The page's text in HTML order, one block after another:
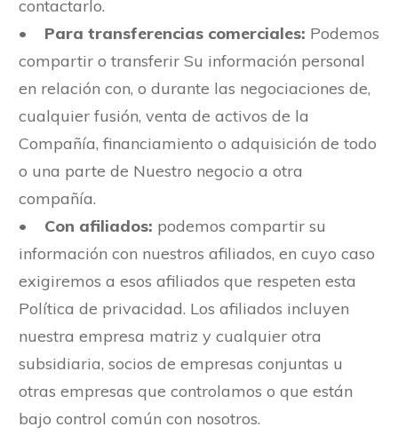
contactarlo.
• Para transferencias comerciales: Podemos
compartir o transferir Su información personal
en relación con, o durante las negociaciones de,
cualquier fusión, venta de activos de la
Compañía, financiamiento o adquisición de todo
o una parte de Nuestro negocio a otra
compañía.
• Con afiliados: podemos compartir su
información con nuestros afiliados, en cuyo caso
exigiremos a esos afiliados que respeten esta
Política de privacidad. Los afiliados incluyen
nuestra empresa matriz y cualquier otra
subsidiaria, socios de empresas conjuntas u
otras empresas que controlamos o que están
bajo control común con nosotros.